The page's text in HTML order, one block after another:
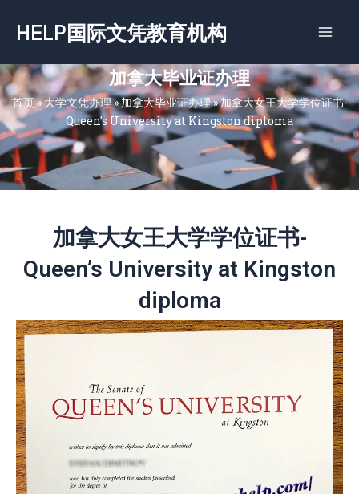
容
HELP国际文凭教育机构
加拿大毕业证办理
首页»大学文凭办理»加拿大毕业证办理»加拿大女王大学学位证书-
Queen’s University at Kingston diploma
加拿大女王大学学位证书-
Queen’s University at Kingston
diploma